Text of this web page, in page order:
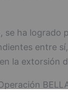
se ha logrado
entre
la extorsión
donde los